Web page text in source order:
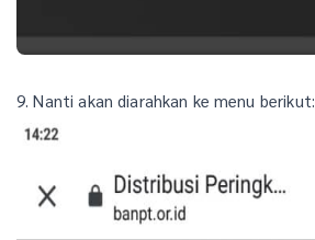
9. Nanti akan diarahkan ke menu berikut: